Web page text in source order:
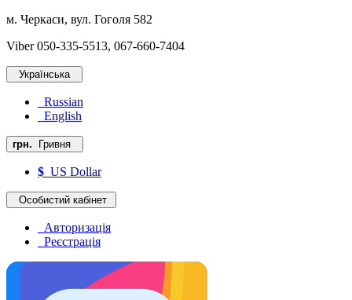
м. Черкаси, вул. Гоголя 582
Viber 050-335-5513, 067-660-7404
Українська
Russian
English
грн. Гривня
$ US Dollar
Особистий кабінет
Авторизація
Реєстрація